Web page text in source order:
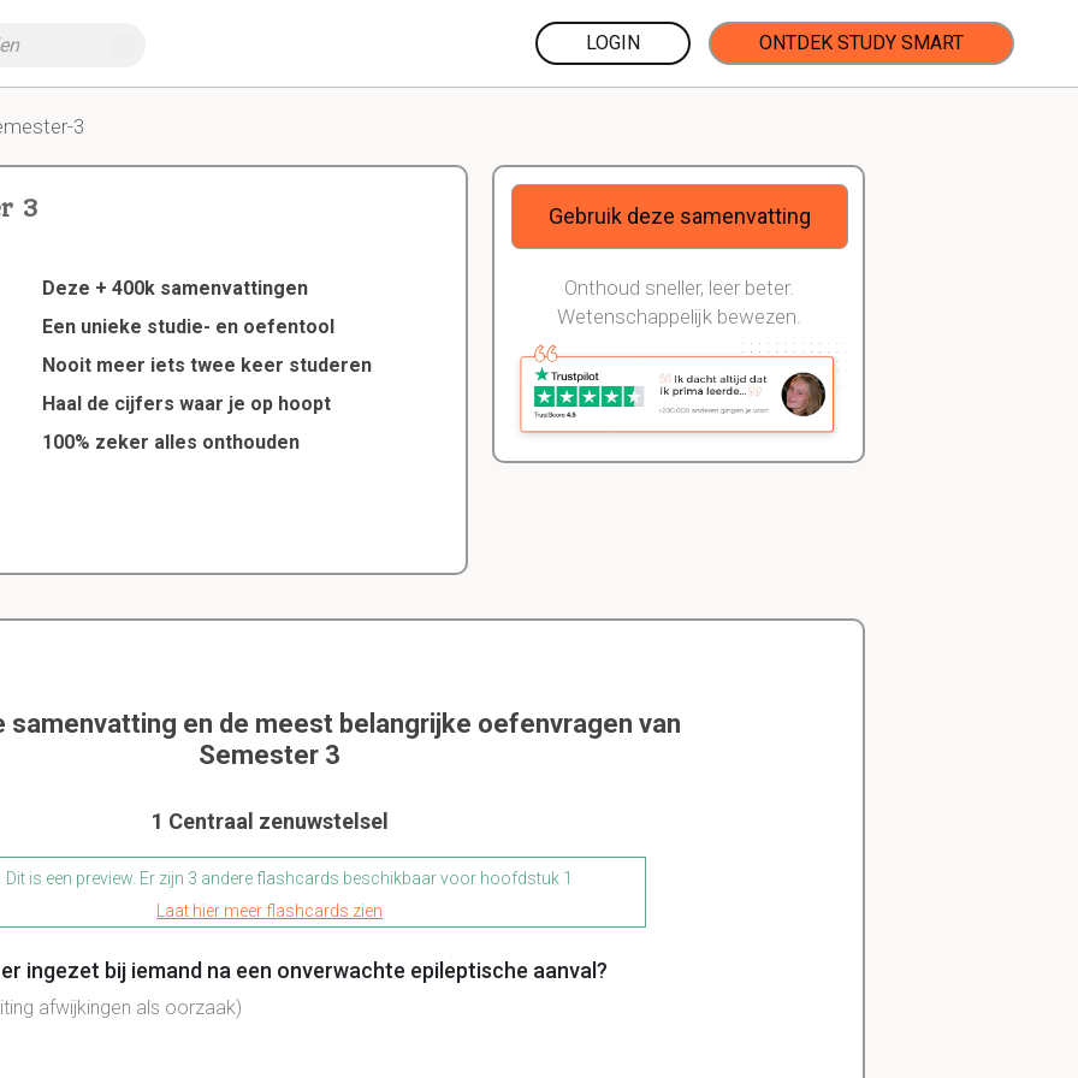
LOGIN ONTDEK STUDY SMART
3
3
Deze + 400k samenvattingen
Een unieke studie- en oefentool
Nooit meer iets twee keer studeren
Haal de cijfers waar je op hoopt
100% zeker alles onthouden
Gebruik deze samenvatting
Onthoud sneller, leer beter.
Wetenschappelijk bewezen.
samenvatting en de meest belangrijke oefenvragen van
Semester 3
1 Centraal zenuwstelsel
Dit is een preview. Er zijn 3 andere flashcards beschikbaar voor hoofdstuk 1
Laat hier meer flashcards zien
ingezet bij iemand na een onverwachte epileptische aanval?
afwijkingen als oorzaak)